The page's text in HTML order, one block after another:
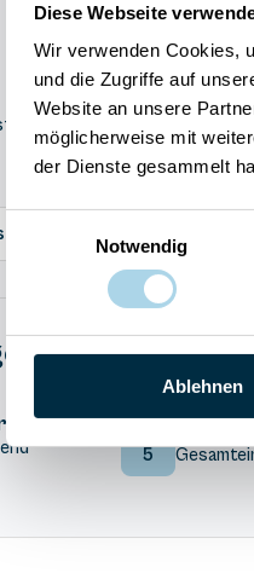
Diese Webseite
Wir verwenden Cookies,
und die Zugriffe auf
Website an unsere
möglicherweise mit
der Dienste gesammelt
Notwendig
Ablehnen
anzeigen
5